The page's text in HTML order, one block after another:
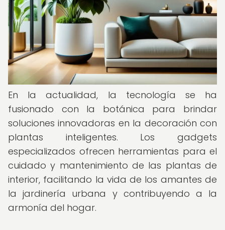
En la actualidad, la tecnología se ha
fusionado con la botánica para brindar
soluciones innovadoras en la decoración con
plantas inteligentes. Los gadgets
especializados ofrecen herramientas para el
cuidado y mantenimiento de las plantas de
interior, facilitando la vida de los amantes de
la jardinería urbana y contribuyendo a la
armonía del hogar.